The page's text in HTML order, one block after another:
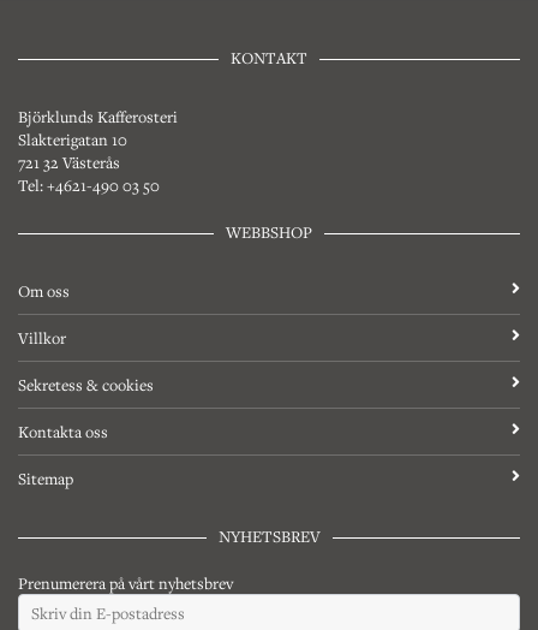
KONTAKT
Björklunds Kafferosteri
Slakterigatan 10
721 32 Västerås
Tel: +4621-490 03 50
WEBBSHOP
Om oss
Villkor
Sekretess & cookies
Kontakta oss
Sitemap
NYHETSBREV
Prenumerera på vårt nyhetsbrev